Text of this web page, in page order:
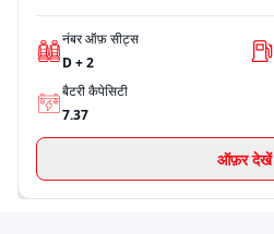
नंबर ऑफ़ सीट्स
D + 2
बैटरी कैपेसिटी
7.37
ऑफ़र देखें